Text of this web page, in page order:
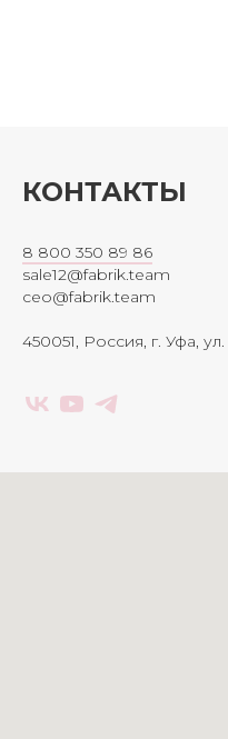
КОНТАКТЫ
8 800 350 89 86
sale12@fabrik.team
ceo@fabrik.team
450051, Россия, г. Уфа,